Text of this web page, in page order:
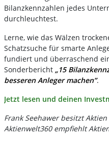
Bilanzkennzahlen jedes
durchleuchtest.
Lerne, wie das Wälzen
Schatzsuche für smarte
fundiert und überraschend
Sonderbericht „15
besseren Anleger machen”.
Jetzt lesen und deinen
Frank Seehawer besitzt
Aktienwelt360 empfiehlt